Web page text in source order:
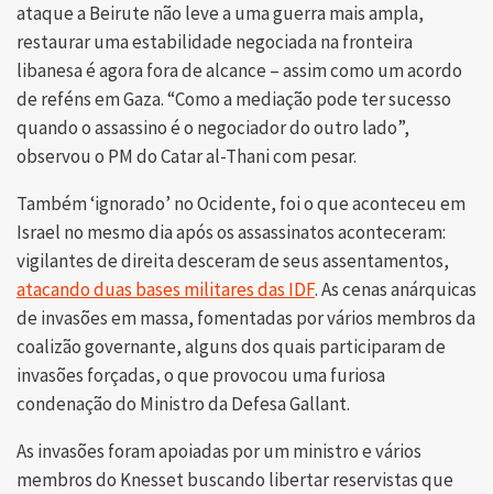
ataque a Beirute não leve a uma guerra mais ampla,
restaurar uma estabilidade negociada na fronteira
libanesa é agora fora de alcance – assim como um acordo
de reféns em Gaza. “Como a mediação pode ter sucesso
quando o assassino é o negociador do outro lado”,
observou o PM do Catar al-Thani com pesar.
Também ‘ignorado’ no Ocidente, foi o que aconteceu em
Israel no mesmo dia após os assassinatos aconteceram:
vigilantes de direita desceram de seus assentamentos,
atacando duas bases militares das IDF. As cenas anárquicas
de invasões em massa, fomentadas por vários membros da
coalizão governante, alguns dos quais participaram de
invasões forçadas, o que provocou uma furiosa
condenação do Ministro da Defesa Gallant.
As invasões foram apoiadas por um ministro e vários
membros do Knesset buscando libertar reservistas que